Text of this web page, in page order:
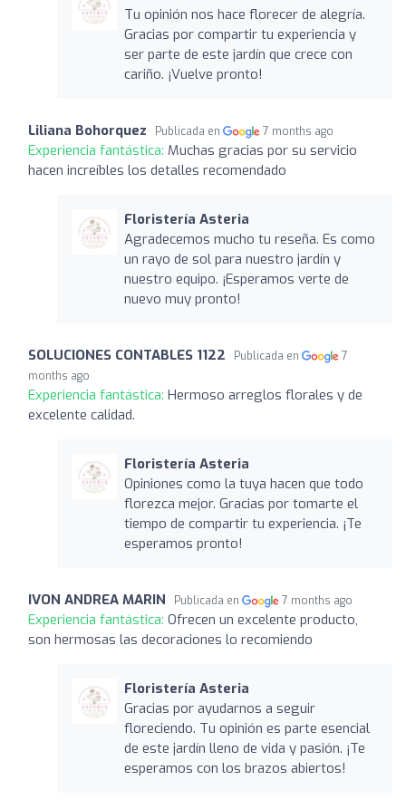
Tu opinión nos hace florecer de alegría.
Gracias por compartir tu experiencia y
ser parte de este jardín que crece con
cariño. ¡Vuelve pronto!
Liliana Bohorquez Publicada en 7 months ago
Experiencia fantástica: Muchas gracias por su servicio
hacen increíbles los detalles recomendado
Floristería Asteria
Agradecemos mucho tu reseña. Es como
un rayo de sol para nuestro jardín y
nuestro equipo. ¡Esperamos verte de
nuevo muy pronto!
SOLUCIONES CONTABLES 1122 Publicada en
7
months ago
Experiencia fantástica: Hermoso arreglos florales y de
excelente calidad.
Floristería Asteria
Opiniones como la tuya hacen que todo
florezca mejor. Gracias por tomarte el
tiempo de compartir tu experiencia. ¡Te
esperamos pronto!
IVON ANDREA MARIN Publicada en 7 months ago
Experiencia fantástica: Ofrecen un excelente producto,
son hermosas las decoraciones lo recomiendo
Floristería Asteria
Gracias por ayudarnos a seguir
floreciendo. Tu opinión es parte esencial
de este jardín lleno de vida y pasión. ¡Te
esperamos con los brazos abiertos!